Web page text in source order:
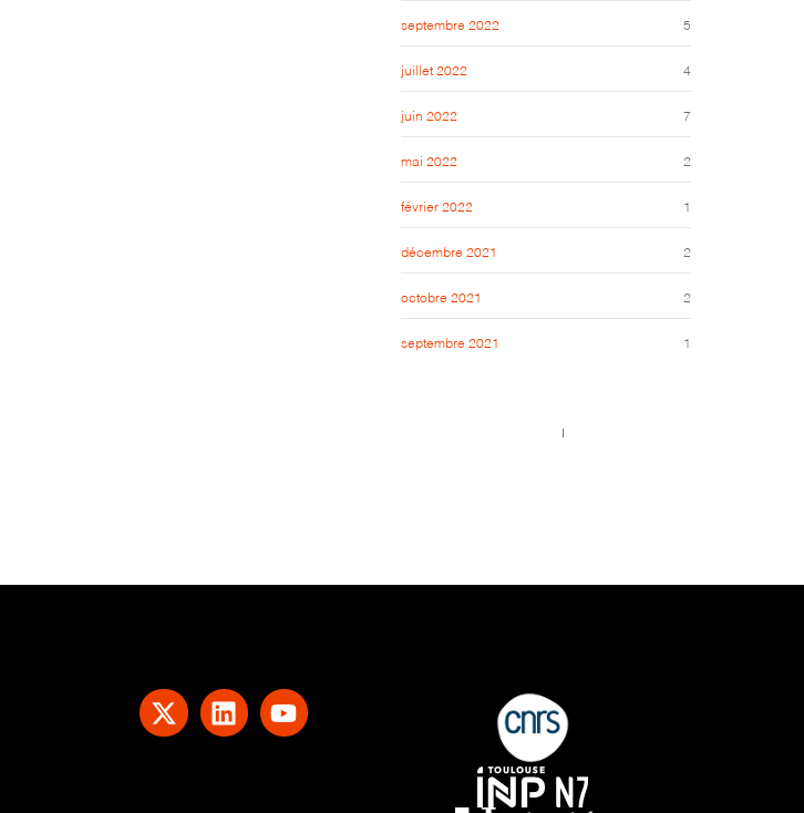
septembre 2022 5
juillet 2022 4
juin 2022 7
mai 2022 2
février 2022 1
décembre 2021 2
octobre 2021 2
septembre 2021 1